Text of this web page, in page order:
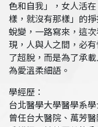
色和自我」，女人活
樣，就沒有那樣」的
蛻變，一路寫來，這
現，人與人之間，必
了超脫，而是為了承
為愛溫柔細語。
學經歷：
台北醫學大學醫學系
曾任台大醫院、萬芳